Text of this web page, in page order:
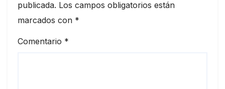
publicada. Los campos obligatorios están
marcados con *
Comentario *